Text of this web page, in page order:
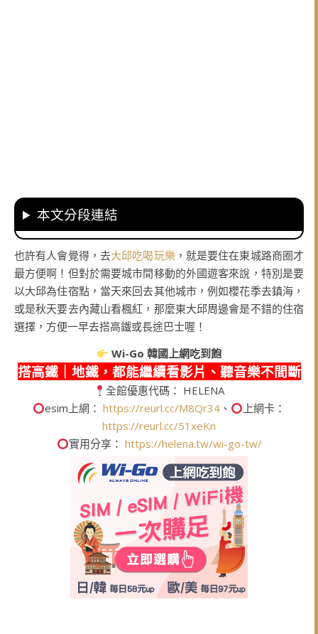
本文分段連結
也許有人會覺得，去大邱吃喝玩樂，就是要住在東城路商圈才
最方便啊！但對於需要城市間移動的外國遊客來說，特別是要
以大邱為住宿點，當天來回去其他城市，例如櫻花季去鎮海，
或是秋天要去內藏山看楓紅，那麼東大邱周邊會是不錯的住宿
選擇，方便一早去搭高鐵或長途巴士喔！
Wi-Go韓國上網吃到飽
搭高鐵｜地鐵，都能繼續看影片、聽音樂不間斷
全館優惠代碼： HELENA
esim上網： https://reurl.cc/M8Qr34 、
上網卡：
https://reurl.cc/51xeKn
實用分享： https://helena.tw/wi-go-tw/